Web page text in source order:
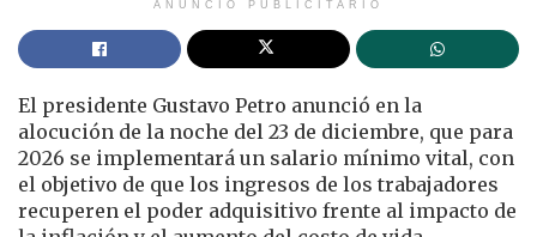
ANUNCIO PUBLICITARIO
El presidente Gustavo Petro anunció en la
alocución de la noche del 23 de diciembre, que para
2026 se implementará un salario mínimo vital, con
el objetivo de que los ingresos de los trabajadores
recuperen el poder adquisitivo frente al impacto de